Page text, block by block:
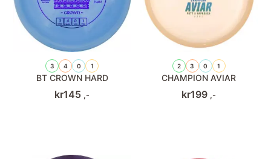
3 4 0 1
BT CROWN HARD
kr145 ,-
2 3 0 1
CHAMPION AVIAR
kr199 ,-